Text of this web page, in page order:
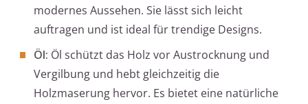
modernes Aussehen. Sie lässt sich leicht
auftragen und ist ideal für trendige Designs.
Öl: Öl schützt das Holz vor Austrocknung und
Vergilbung und hebt gleichzeitig die
Holzmaserung hervor. Es bietet eine natürliche